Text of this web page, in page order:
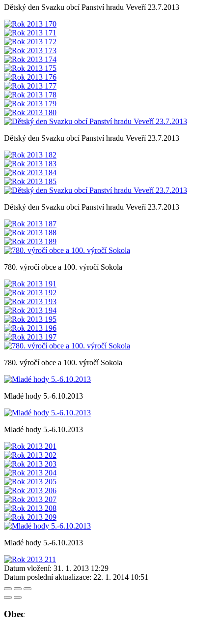
Dětský den Svazku obcí Panství hradu Veveří 23.7.2013
Dětský den Svazku obcí Panství hradu Veveří 23.7.2013
Dětský den Svazku obcí Panství hradu Veveří 23.7.2013
780. výročí obce a 100. výročí Sokola
780. výročí obce a 100. výročí Sokola
Mladé hody 5.-6.10.2013
Mladé hody 5.-6.10.2013
Mladé hody 5.-6.10.2013
Datum vložení: 31. 1. 2013 12:29
Datum poslední aktualizace: 22. 1. 2014 10:51
Obec